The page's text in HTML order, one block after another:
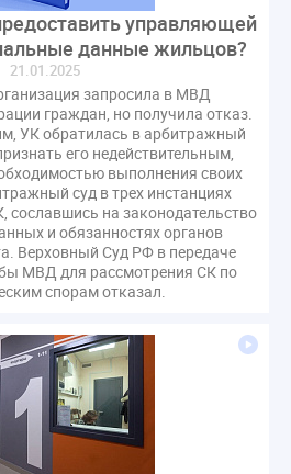
управляющей
данные жильцов?
21.01.2025
запросила в МВД
граждан, но получила отказ.
УК обратилась в арбитражный
его недействительным,
выполнения своих
суд в трех инстанциях
на законодательство
и обязанностях органов
Верховный Суд РФ в передаче
МВД для рассмотрения СК по
спорам отказал.